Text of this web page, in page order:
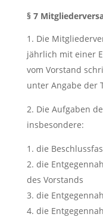
§ 7
Die
jährlich mit einer
vom Vorstand
unter Angabe der
Die Aufgaben
insbesondere:
die
die
des Vorstands
die
die